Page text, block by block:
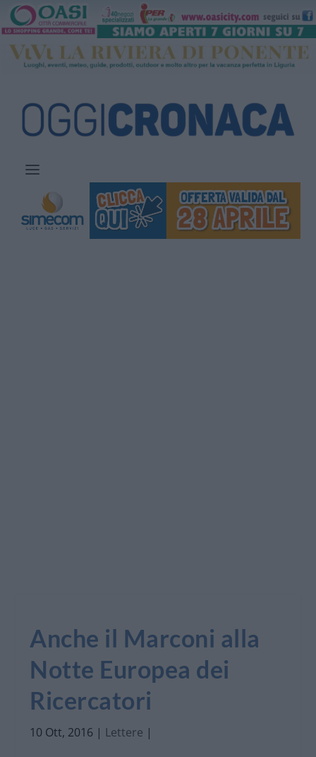
Anche il Marconi alla
Notte Europea dei
Ricercatori
10 Ott, 2016 | Lettere |